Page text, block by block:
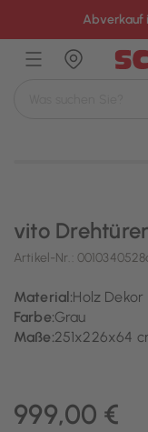
Abverkauf
vito
Artikel-Nr.:
Material:Holz Dekor
Farbe:Grau
Maße:251x226x64
999,00 €